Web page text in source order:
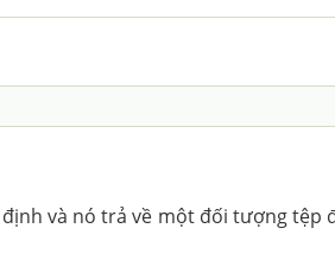
và nó trả về một đối tượng tệp